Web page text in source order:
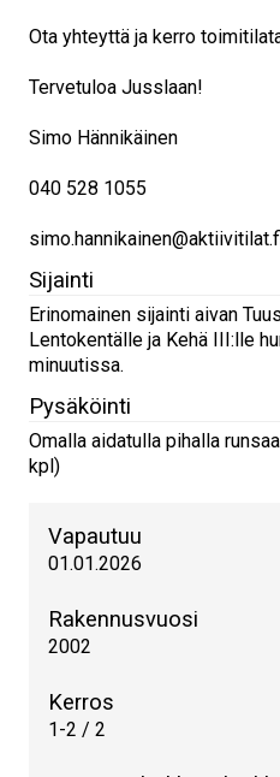
Ota yhteyttä ja kerro
Tervetuloa Jusslaan!
Simo Hännikäinen
040 528 1055
Sijainti
Erinomainen sijainti aivan
Lentokentälle ja Kehä III:lle
minuutissa.
Pysäköinti
Omalla aidatulla pihalla
kpl)
Vapautuu
01.01.2026
Rakennusvuosi
2002
Kerros
1-2 / 2